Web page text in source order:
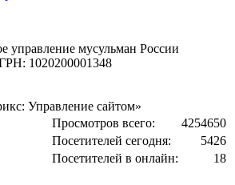
управление мусульман России
1020200001348
Управление сайтом»
Просмотров всего:
4254650
Посетителей сегодня:
5426
Посетителей в онлайн:
18